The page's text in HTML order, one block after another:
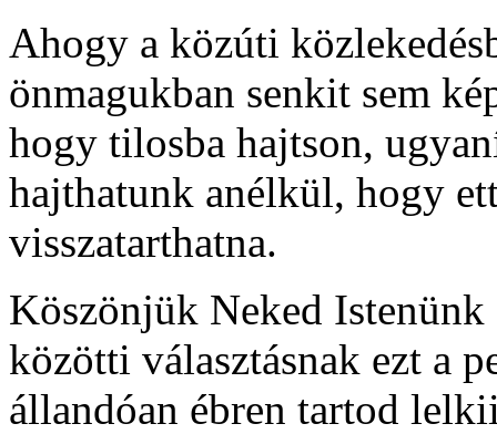
Ahogy a közúti
önmagukban senkit sem
hogy tilosba hajtson,
hajthatunk anélkül, hogy
visszatarthatna.
Köszönjük Neked Istenünk
közötti választásnak ezt a
állandóan ébren tartod